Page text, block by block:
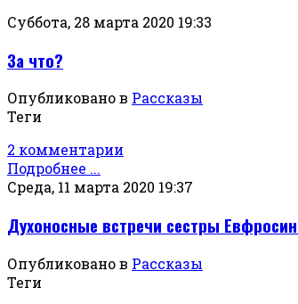
Суббота, 28 марта 2020 19:33
За что?
Опубликовано в Рассказы
Теги
2 комментарии
Подробнее ...
Среда, 11 марта 2020 19:37
Духоносные встречи сестры
Опубликовано в Рассказы
Теги